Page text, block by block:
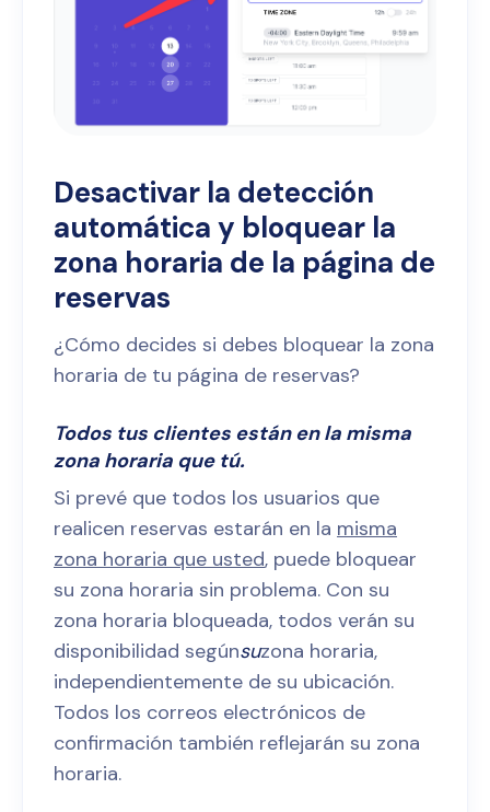
Desactivar la detección
automática y bloquear la
zona horaria de la página de
reservas
¿Cómo decides si debes bloquear la zona
horaria de tu página de reservas?
Todos tus clientes están en la misma
zona horaria que tú.
Si prevé que todos los usuarios que
realicen reservas estarán en la misma
zona horaria que usted, puede bloquear
su zona horaria sin problema. Con su
zona horaria bloqueada, todos verán su
disponibilidad segúnsuzona horaria,
independientemente de su ubicación.
Todos los correos electrónicos de
confirmación también reflejarán su zona
horaria.